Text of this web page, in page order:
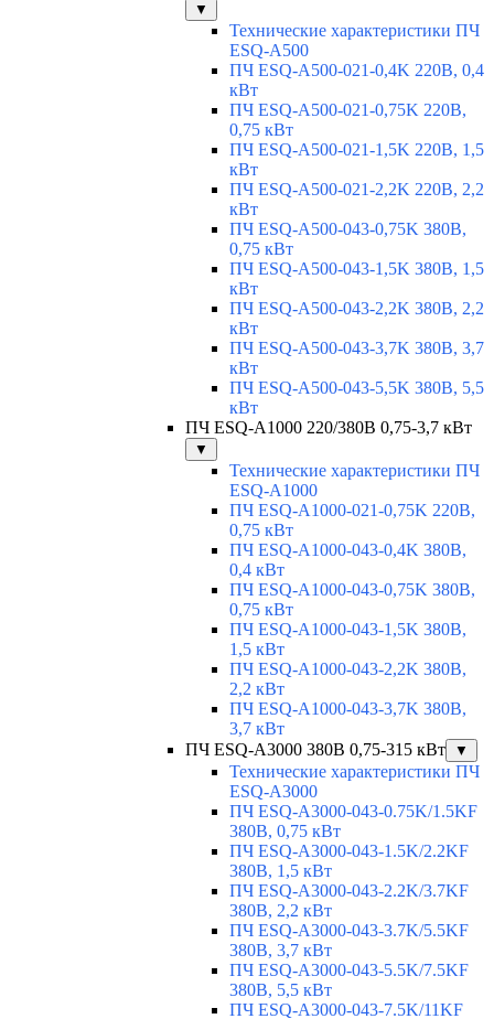
▼
Технические характеристики ПЧ
ESQ-A500
ПЧ ESQ-A500-021-0,4K 220В, 0,4
кВт
ПЧ ESQ-A500-021-0,75K 220В,
0,75 кВт
ПЧ ESQ-A500-021-1,5K 220В, 1,5
кВт
ПЧ ESQ-A500-021-2,2K 220В, 2,2
кВт
ПЧ ESQ-A500-043-0,75K 380В,
0,75 кВт
ПЧ ESQ-A500-043-1,5K 380В, 1,5
кВт
ПЧ ESQ-A500-043-2,2K 380В, 2,2
кВт
ПЧ ESQ-A500-043-3,7K 380В, 3,7
кВт
ПЧ ESQ-A500-043-5,5K 380В, 5,5
кВт
ПЧ ESQ-A1000 220/380В 0,75-3,7 кВт
▼
Технические характеристики ПЧ
ESQ-A1000
ПЧ ESQ-A1000-021-0,75K 220В,
0,75 кВт
ПЧ ESQ-A1000-043-0,4K 380В,
0,4 кВт
ПЧ ESQ-A1000-043-0,75K 380В,
0,75 кВт
ПЧ ESQ-A1000-043-1,5K 380В,
1,5 кВт
ПЧ ESQ-A1000-043-2,2K 380В,
2,2 кВт
ПЧ ESQ-A1000-043-3,7K 380В,
3,7 кВт
ПЧ ESQ-A3000 380В 0,75-315 кВт
▼
Технические характеристики ПЧ
ESQ-A3000
ПЧ ESQ-A3000-043-0.75K/1.5KF
380В, 0,75 кВт
ПЧ ESQ-A3000-043-1.5K/2.2KF
380В, 1,5 кВт
ПЧ ESQ-A3000-043-2.2K/3.7KF
380В, 2,2 кВт
ПЧ ESQ-A3000-043-3.7K/5.5KF
380В, 3,7 кВт
ПЧ ESQ-A3000-043-5.5K/7.5KF
380В, 5,5 кВт
ПЧ ESQ-A3000-043-7.5K/11KF